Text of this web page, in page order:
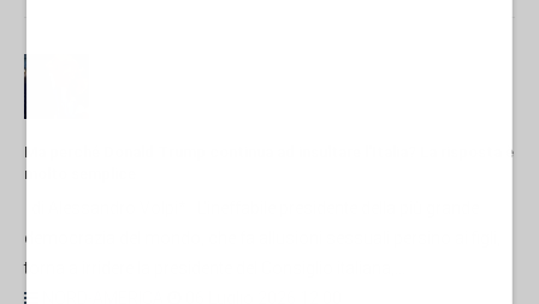
Ma perché Donald Trump continua ad insultare l'Italia? La risposta è
molto semplice
democrazia del mondo, che fa allusioni sessuali persino ai figli,
torna a irridere la presidente del Consiglio italiana,...